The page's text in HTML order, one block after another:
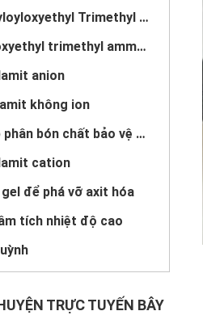
Methacryloyloxyethyl Trimethyl Ammonium Chloride
Acryloyloxyethyl trimethyl ammonium chloride
anion
không ion
Phân hợp phân bón chất bảo vệ giải phóng chậm
cation
để phá vỡ axit hóa
tích nhiệt độ cao
TRỰC TUYẾN BÂY